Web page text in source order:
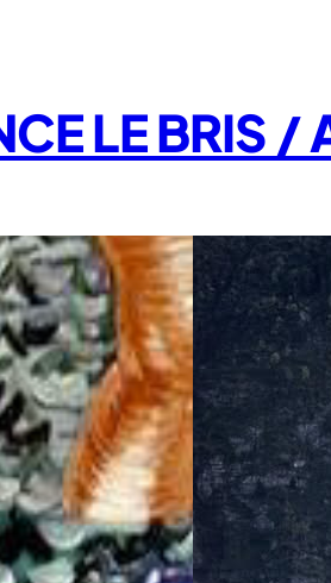
LE BRIS /